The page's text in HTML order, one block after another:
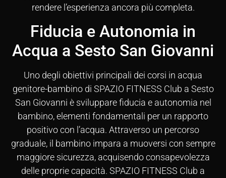
rendere l’esperienza ancora più completa.
Fiducia e Autonomia in
Acqua a Sesto San Giovanni
Uno degli obiettivi principali dei corsi in acqua
genitore-bambino di SPAZIO FITNESS Club a Sesto
San Giovanni è sviluppare fiducia e autonomia nel
bambino, elementi fondamentali per un rapporto
positivo con l’acqua. Attraverso un percorso
graduale, il bambino impara a muoversi con sempre
maggiore sicurezza, acquisendo consapevolezza
delle proprie capacità. SPAZIO FITNESS Club a